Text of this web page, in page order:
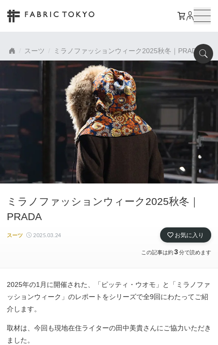
スーツ ミラノファッションウィーク2025秋冬｜PRADA
ミラノファッションウィーク2025秋冬｜
PRADA
スーツ 2025.03.24 お気に入り
この記事は約3分で読めます
2025年の1月に開催された、「ピッティ・ウオモ」と「ミラノファ
ッションウィーク」のレポートをシリーズで全9回にわたってご紹
介します。
取材は、今回も現地在住ライターの田中美貴さんにご協力いただき
ました。